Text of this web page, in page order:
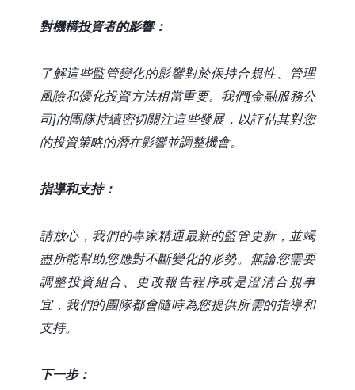
對機構投資者的影響：
了解這些監管變化的影響對於保持合規性、管理
風險和優化投資方法相當重要。我們[金融服務公
司]的團隊持續密切關注這些發展，以評估其對您
的投資策略的潛在影響並調整機會。
指導和支持：
請放心，我們的專家精通最新的監管更新，並竭
盡所能幫助您應對不斷變化的形勢。無論您需要
調整投資組合、更改報告程序或是澄清合規事
宜，我們的團隊都會隨時為您提供所需的指導和
支持。
下一步：